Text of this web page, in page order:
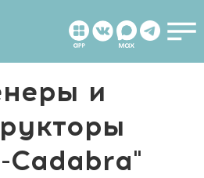
и
Cadabra"